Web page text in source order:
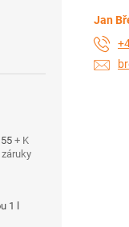
+ K
1 l
Jan